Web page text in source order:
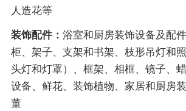
人造花等
装饰配件： 浴室和厨房装饰设备及配
柜、架子、支架和书架、枝形吊灯和
头灯和灯罩）、框架、相框、镜子、
设备、鲜花、装饰植物、家居和厨房
董